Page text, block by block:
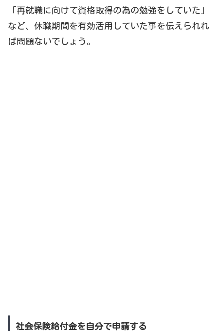
「再就職に向けて資格取得の為の勉強をしていた」
など、休職期間を有効活用していた事を伝えられれ
ば問題ないでしょう。
社会保険給付金を自分で申請する